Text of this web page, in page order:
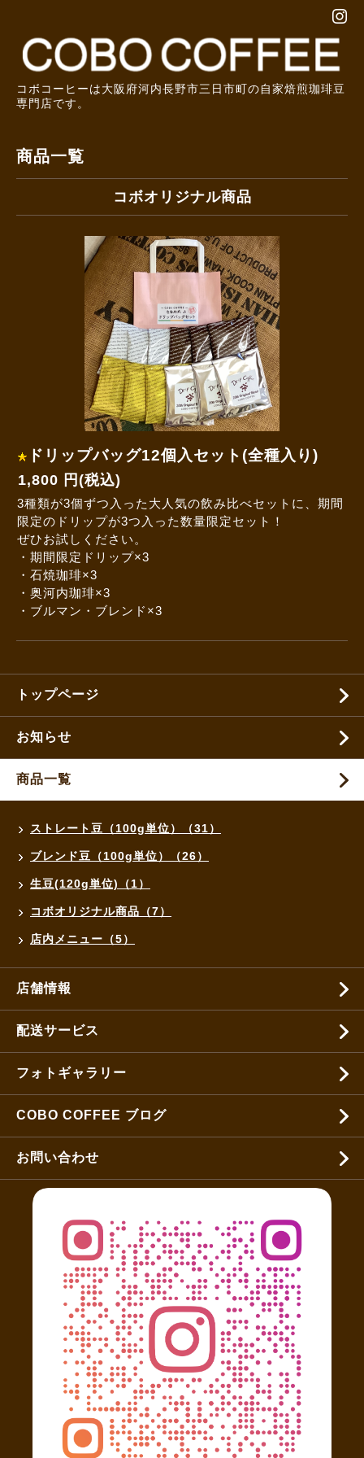
コボコーヒーは大阪府河内長野市三日市町の自家焙煎珈琲豆
専門店です。
商品一覧
コボオリジナル商品
ドリップバッグ12個入セット(全種入り)
1,800 円(税込)
3種類が3個ずつ入った大人気の飲み比べセットに、期間
限定のドリップが3つ入った数量限定セット！
ぜひお試しください。
・期間限定ドリップ×3
・石焼珈琲×3
・奥河内珈琲×3
・ブルマン・ブレンド×3
トップページ
お知らせ
商品一覧
ストレート豆（100g単位）（31）
ブレンド豆（100g単位）（26）
生豆(120g単位)（1）
コボオリジナル商品（7）
店内メニュー（5）
店舗情報
配送サービス
フォトギャラリー
COBO COFFEE ブログ
お問い合わせ